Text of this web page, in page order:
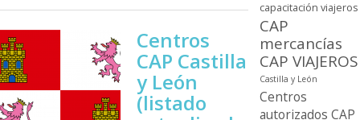
Centros
CAP Castilla
y León
(listado
capacitación viajeros
CAP
mercancí­as
CAP VIAJEROS
Castilla y León
Centros
autorizados CAP